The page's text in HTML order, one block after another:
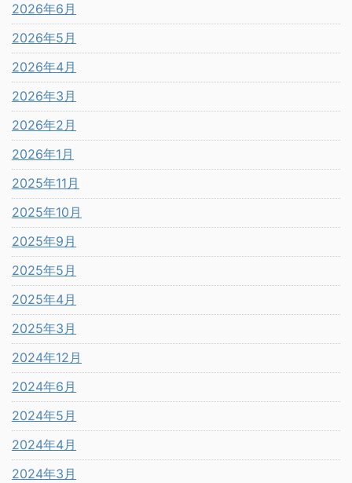
2026年6月
2026年5月
2026年4月
2026年3月
2026年2月
2026年1月
2025年11月
2025年10月
2025年9月
2025年5月
2025年4月
2025年3月
2024年12月
2024年6月
2024年5月
2024年4月
2024年3月